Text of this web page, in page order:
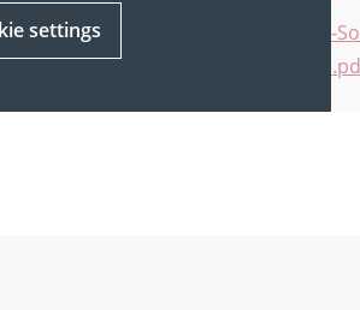
Uni-Tuebingen-SG-
Poster-3-RZ-04-
settings